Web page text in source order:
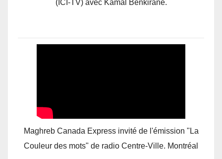
(ICI-TV) avec Kamal Benkirane.
Maghreb Canada Express invité de l'émission "La
Couleur des mots" de radio Centre-Ville. Montréal